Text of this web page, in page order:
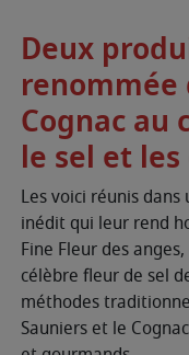
Deux
Cognac au
le sel et
Les voici réunis
inédit qui leur rend
Fine Fleur des
célèbre fleur de sel
méthodes
Sauniers et le